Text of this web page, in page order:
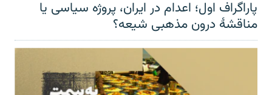
پاراگراف اول؛ اعدام در ایران، پروژه سیاسی یا
مناقشهٔ درون مذهبی شیعه؟